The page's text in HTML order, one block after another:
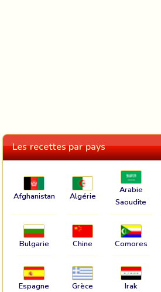
Les recettes par pays
Afghanistan Algérie
Arabie
Saoudite
Bulgarie Chine Comores
Espagne Grèce Irak